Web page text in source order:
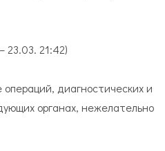
23.03. 21:42)
диагностических и
органах, нежелательно